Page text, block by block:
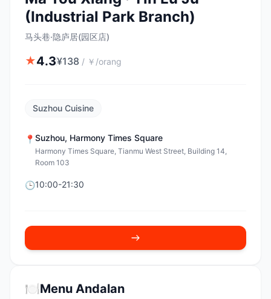
(Industrial Park Branch)
马头巷·隐庐居(园区店)
★4.3¥138 / ￥/orang
Suzhou Cuisine
📍 Suzhou, Harmony Times Square
Harmony Times Square, Tianmu West Street, Building 14,
Room 103
🕒10:00-21:30
🍽️Menu Andalan